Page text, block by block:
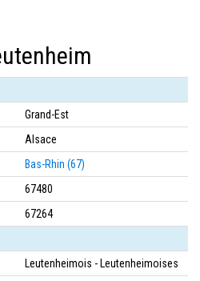
Grand-Est
Alsace
Bas-Rhin (67)
67480
67264
Leutenheimois - Leutenheimoises